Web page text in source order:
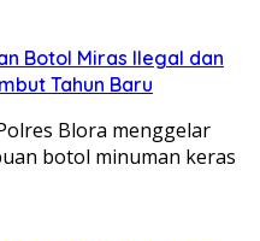
Botol Miras Ilegal dan
Tahun Baru
Blora menggelar
botol minuman keras